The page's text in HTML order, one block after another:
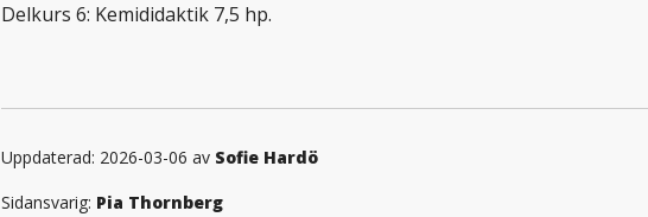
Delkurs 6: Kemididaktik 7,5 hp.
Uppdaterad: 2026-03-06 av Sofie Hardö
Sidansvarig: Pia Thornberg